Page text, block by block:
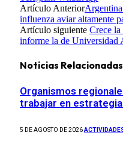
Artículo AnteriorArgentina
influenza aviar altamente
Artículo siguiente Crece la
informe la de Universidad
Noticias Relacionadas
Organismos
trabajar en
5 DE AGOSTO DE 2026